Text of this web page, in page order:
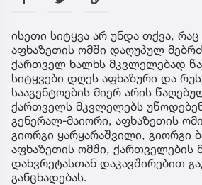
ისეთი სიტყვა არ უნდა თქვა,
აფხაზეთის ომში დაღუპულ
ქართველ ხალხს მკვლელებად
სიტყვები დღეს აფხაზური და
სააგენტოების მიერ არის
ქართველს მკვლელებს
გენერალ-მაიორი, აფხაზეთის
გიორგი ყარყარაშვილი, გიორგი
აფხაზეთის ომში, ქართველების
დახვრეტასთან დაკავშირებით
განცხადებას.